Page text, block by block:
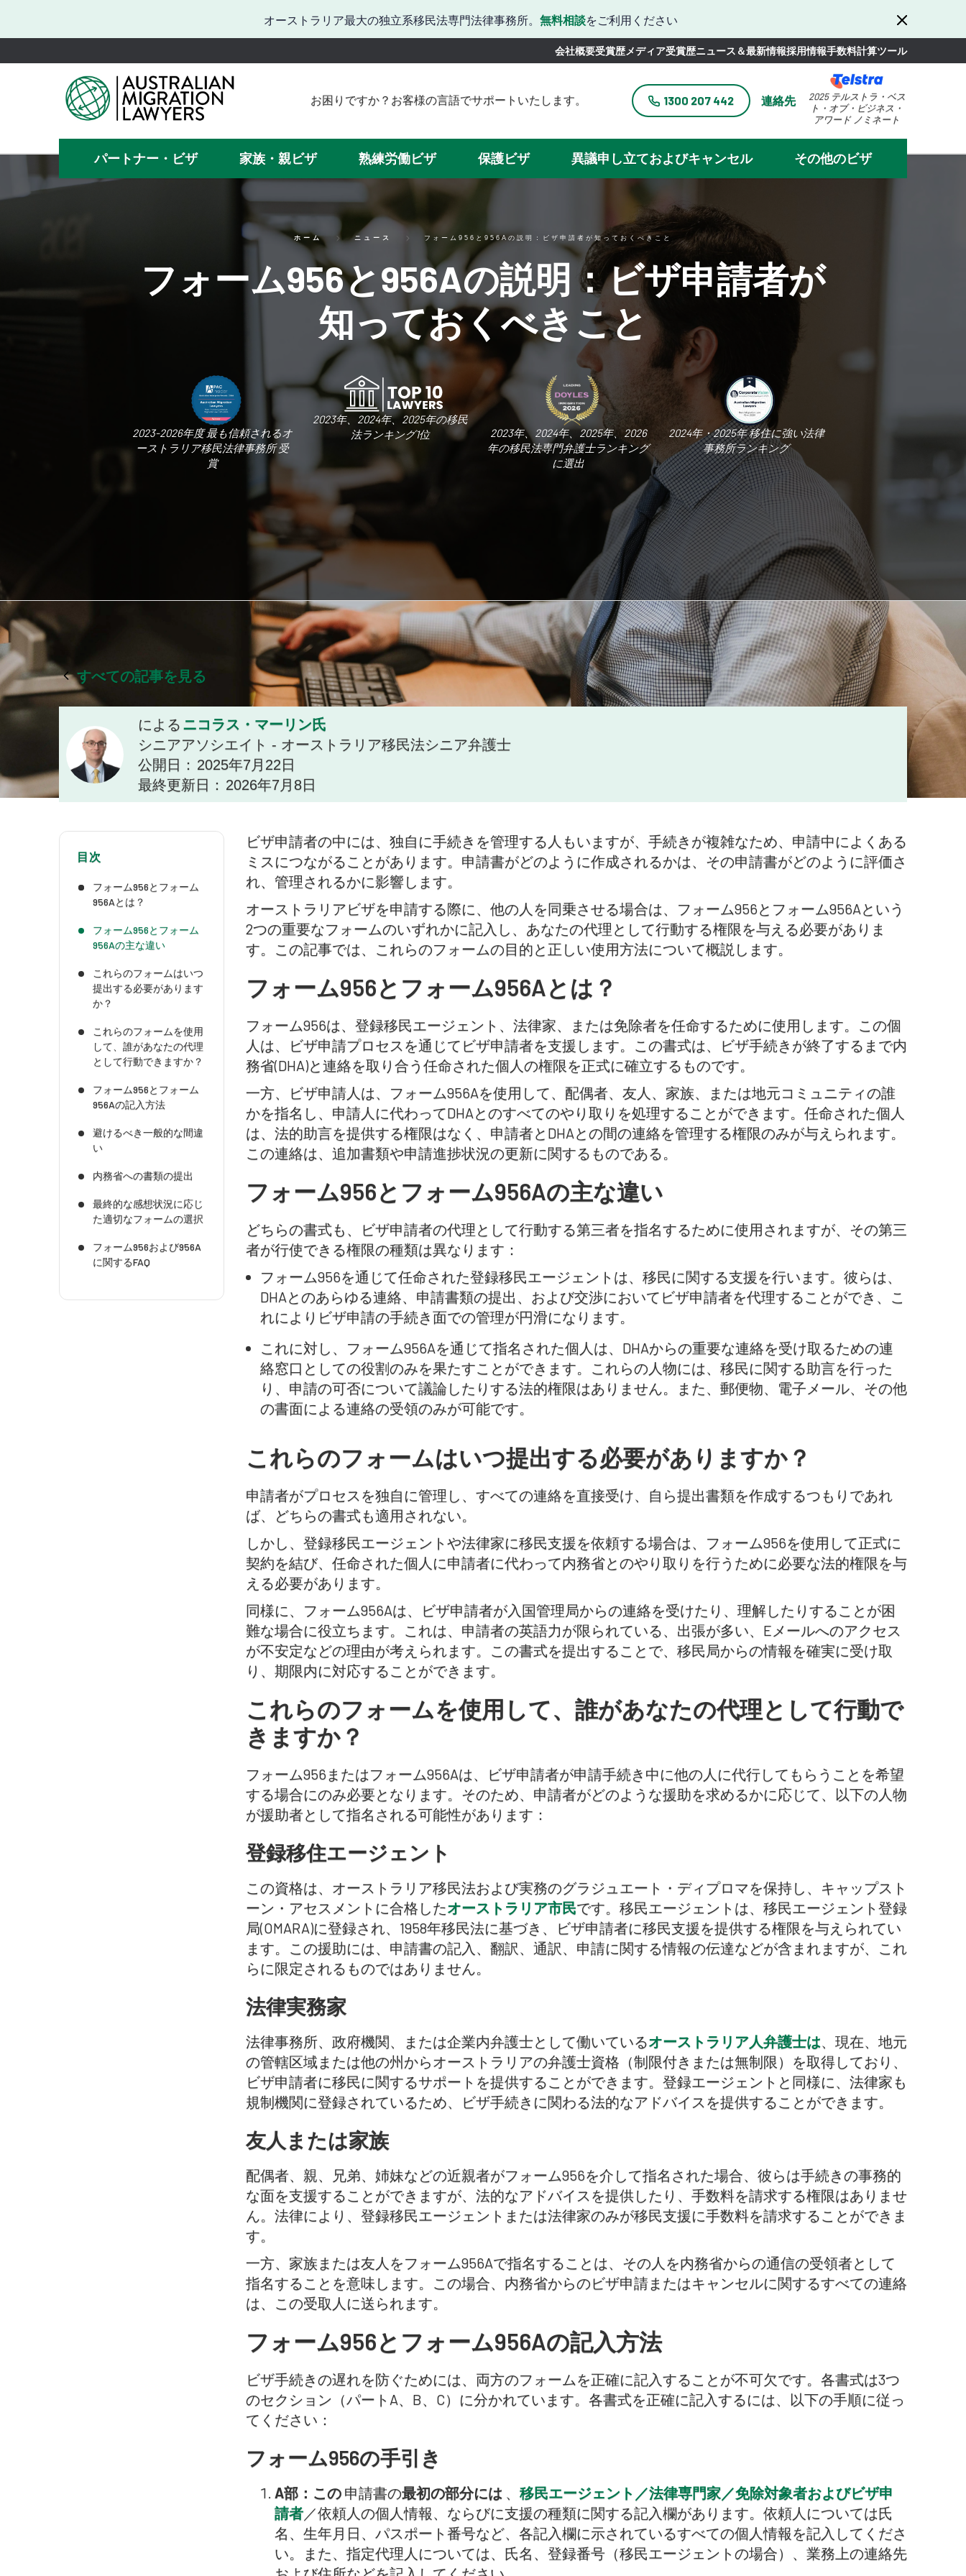
オーストラリア最大の独立系移民法専門法律事務所。無料相談をご利用ください
会社概要受賞歴メディア受賞歴ニュース＆最新情報採用情報手数料計算ツール
お困りですか？お客様の言語でサポートいたします。
ビザの手続きでお困りですか？スペイン語でサポートいたします。
当サイトではベトナム語に対応しています。
1300 207 442 連絡先
2025 テルストラ・ベス
ト・オブ・ビジネス・
アワード ノミネート
パートナー・ビザ 家族・親ビザ 熟練労働ビザ 保護ビザ 異議申し立ておよびキャンセル その他のビザ
ホーム ニュース フォーム956と956Aの説明：ビザ申請者が知っておくべきこと
フォーム956と956Aの説明：ビザ申請者が
知っておくべきこと
2023-2026年度 最も信頼されるオ
ーストラリア移民法律事務所 受
賞
2023年、2024年、2025年の移民
法ランキング1位
2023年、2024年、2025年、2026
年の移民法専門弁護士ランキング
に選出
2024年・2025年 移住に強い法律
事務所ランキング
すべての記事を見る
による ニコラス・マーリン氏
シニアアソシエイト - オーストラリア移民法シニア弁護士
公開日： 2025年7月22日
最終更新日： 2026年7月8日
目次
フォーム956とフォーム
956Aとは？
フォーム956とフォーム
956Aの主な違い
これらのフォームはいつ
提出する必要があります
か？
これらのフォームを使用
して、誰があなたの代理
として行動できますか？
フォーム956とフォーム
956Aの記入方法
避けるべき一般的な間違
い
内務省への書類の提出
最終的な感想状況に応じ
た適切なフォームの選択
フォーム956および956A
に関するFAQ
ビザ申請者の中には、独自に手続きを管理する人もいますが、手続きが複雑なため、申請中によくある
ミスにつながることがあります。申請書がどのように作成されるかは、その申請書がどのように評価さ
れ、管理されるかに影響します。
オーストラリアビザを申請する際に、他の人を同乗させる場合は、フォーム956とフォーム956Aという
2つの重要なフォームのいずれかに記入し、あなたの代理として行動する権限を与える必要がありま
す。この記事では、これらのフォームの目的と正しい使用方法について概説します。
フォーム956とフォーム956Aとは？
フォーム956は、登録移民エージェント、法律家、または免除者を任命するために使用します。この個
人は、ビザ申請プロセスを通じてビザ申請者を支援します。この書式は、ビザ手続きが終了するまで内
務省(DHA)と連絡を取り合う任命された個人の権限を正式に確立するものです。
一方、ビザ申請人は、フォーム956Aを使用して、配偶者、友人、家族、または地元コミュニティの誰
かを指名し、申請人に代わってDHAとのすべてのやり取りを処理することができます。任命された個人
は、法的助言を提供する権限はなく、申請者とDHAとの間の連絡を管理する権限のみが与えられます。
この連絡は、追加書類や申請進捗状況の更新に関するものである。
フォーム956とフォーム956Aの主な違い
どちらの書式も、ビザ申請者の代理として行動する第三者を指名するために使用されますが、その第三
者が行使できる権限の種類は異なります：
フォーム956を通じて任命された登録移民エージェントは、移民に関する支援を行います。彼らは、
DHAとのあらゆる連絡、申請書類の提出、および交渉においてビザ申請者を代理することができ、こ
れによりビザ申請の手続き面での管理が円滑になります。
これに対し、フォーム956Aを通じて指名された個人は、DHAからの重要な連絡を受け取るための連
絡窓口としての役割のみを果たすことができます。これらの人物には、移民に関する助言を行った
り、申請の可否について議論したりする法的権限はありません。また、郵便物、電子メール、その他
の書面による連絡の受領のみが可能です。
これらのフォームはいつ提出する必要がありますか？
申請者がプロセスを独自に管理し、すべての連絡を直接受け、自ら提出書類を作成するつもりであれ
ば、どちらの書式も適用されない。
しかし、登録移民エージェントや法律家に移民支援を依頼する場合は、フォーム956を使用して正式に
契約を結び、任命された個人に申請者に代わって内務省とのやり取りを行うために必要な法的権限を与
える必要があります。
同様に、フォーム956Aは、ビザ申請者が入国管理局からの連絡を受けたり、理解したりすることが困
難な場合に役立ちます。これは、申請者の英語力が限られている、出張が多い、Eメールへのアクセス
が不安定などの理由が考えられます。この書式を提出することで、移民局からの情報を確実に受け取
り、期限内に対応することができます。
これらのフォームを使用して、誰があなたの代理として行動で
きますか？
フォーム956またはフォーム956Aは、ビザ申請者が申請手続き中に他の人に代行してもらうことを希望
する場合にのみ必要となります。そのため、申請者がどのような援助を求めるかに応じて、以下の人物
が援助者として指名される可能性があります：
登録移住エージェント
この資格は、オーストラリア移民法および実務のグラジュエート・ディプロマを保持し、キャップスト
ーン・アセスメントに合格したオーストラリア市民です。移民エージェントは、移民エージェント登録
局(OMARA)に登録され、1958年移民法に基づき、ビザ申請者に移民支援を提供する権限を与えられてい
ます。この援助には、申請書の記入、翻訳、通訳、申請に関する情報の伝達などが含まれますが、これ
らに限定されるものではありません。
法律実務家
法律事務所、政府機関、または企業内弁護士として働いているオーストラリア人弁護士は、現在、地元
の管轄区域または他の州からオーストラリアの弁護士資格（制限付きまたは無制限）を取得しており、
ビザ申請者に移民に関するサポートを提供することができます。登録エージェントと同様に、法律家も
規制機関に登録されているため、ビザ手続きに関わる法的なアドバイスを提供することができます。
友人または家族
配偶者、親、兄弟、姉妹などの近親者がフォーム956を介して指名された場合、彼らは手続きの事務的
な面を支援することができますが、法的なアドバイスを提供したり、手数料を請求する権限はありませ
ん。法律により、登録移民エージェントまたは法律家のみが移民支援に手数料を請求することができま
す。
一方、家族または友人をフォーム956Aで指名することは、その人を内務省からの通信の受領者として
指名することを意味します。この場合、内務省からのビザ申請またはキャンセルに関するすべての連絡
は、この受取人に送られます。
フォーム956とフォーム956Aの記入方法
ビザ手続きの遅れを防ぐためには、両方のフォームを正確に記入することが不可欠です。各書式は3つ
のセクション（パートA、B、C）に分かれています。各書式を正確に記入するには、以下の手順に従っ
てください：
フォーム956の手引き
A部：この 申請書の最初の部分には 、 移民エージェント／法律専門家／免除対象者およびビザ申
請者／依頼人の個人情報、ならびに支援の種類に関する記入欄があります。依頼人については氏
名、生年月日、パスポート番号など、各記入欄に示されているすべての個人情報を記入してくださ
い。また、指定代理人については、氏名、登録番号（移民エージェントの場合）、業務上の連絡先